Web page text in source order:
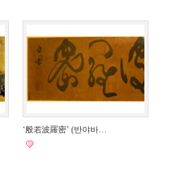
‘般若波羅密’ (반야바…